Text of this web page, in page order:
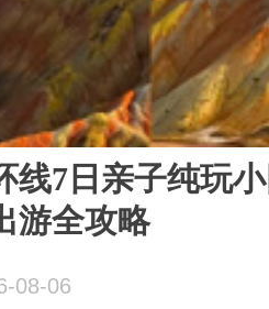
线7日亲子纯玩
游全攻略
08-06